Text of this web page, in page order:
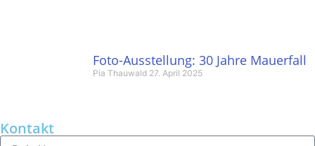
Foto-Ausstellung: 30 Jahre Mauerfall
Pia Thauwald 27. April 2025
Kontakt